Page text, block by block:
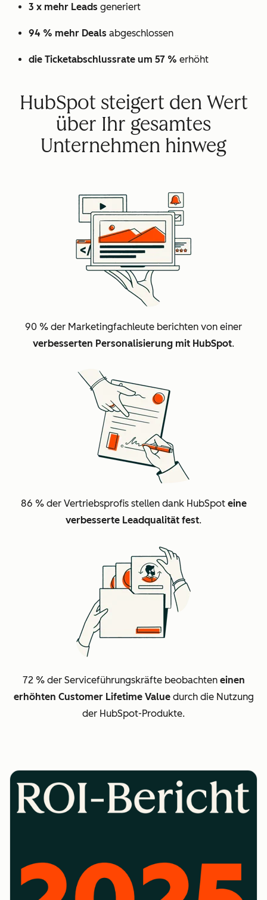
3 x mehr Leads generiert
94 % mehr Deals abgeschlossen
die Ticketabschlussrate um 57 % erhöht
HubSpot steigert den Wert
über Ihr gesamtes
Unternehmen hinweg
90 % der Marketingfachleute berichten von einer
verbesserten Personalisierung mit HubSpot.
86 % der Vertriebsprofis stellen dank HubSpot eine
verbesserte Leadqualität fest.
72 % der Serviceführungskräfte beobachten einen
erhöhten Customer Lifetime Valuedurch die Nutzung
der HubSpot-Produkte.